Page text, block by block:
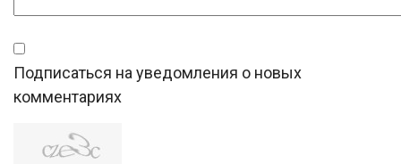
Подписаться на уведомления о новых
комментариях